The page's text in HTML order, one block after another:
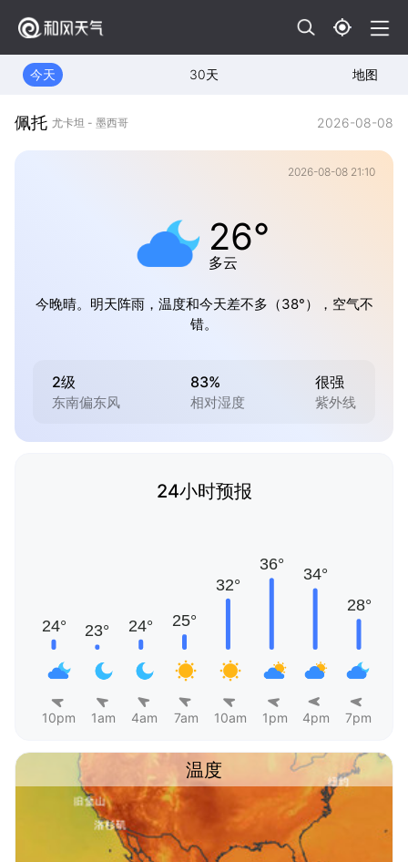
今天 30天 地图
佩托 尤卡坦 - 墨西哥 2026-08-08
2026-08-08 21:10
26°
多云
今晚晴。明天阵雨，温度和今天差不多（38°），空气不
错。
2级
东南偏东风
83%
相对湿度
很强
紫外线
24小时预报
10pm 1am 4am 7am 10am 1pm 4pm 7pm
温度